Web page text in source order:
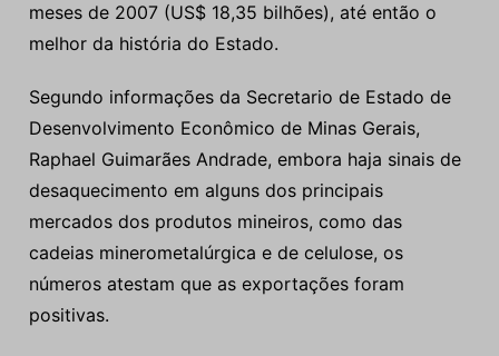
meses de 2007 (US$ 18,35 bilhões), até então o
melhor da história do Estado.
Segundo informações da Secretario de Estado de
Desenvolvimento Econômico de Minas Gerais,
Raphael Guimarães Andrade, embora haja sinais de
desaquecimento em alguns dos principais
mercados dos produtos mineiros, como das
cadeias minerometalúrgica e de celulose, os
números atestam que as exportações foram
positivas.